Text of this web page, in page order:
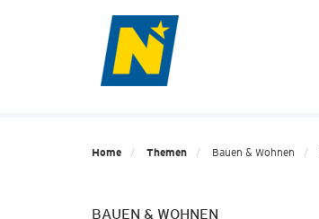
Home Themen Bauen & Wohnen
BAUEN & WOHNEN